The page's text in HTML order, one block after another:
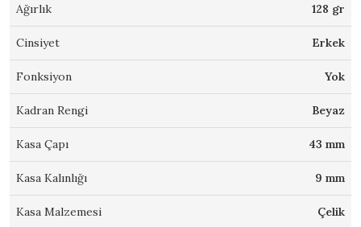
Ağırlık 128 gr
Cinsiyet Erkek
Fonksiyon Yok
Kadran Rengi Beyaz
Kasa Çapı 43 mm
Kasa Kalınlığı 9 mm
Kasa Malzemesi Çelik